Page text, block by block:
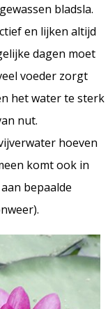
bladsla.
en lijken altijd
dagen moet
voeder zorgt
het water te sterk
nut.
hoeven
komt ook in
bepaalde